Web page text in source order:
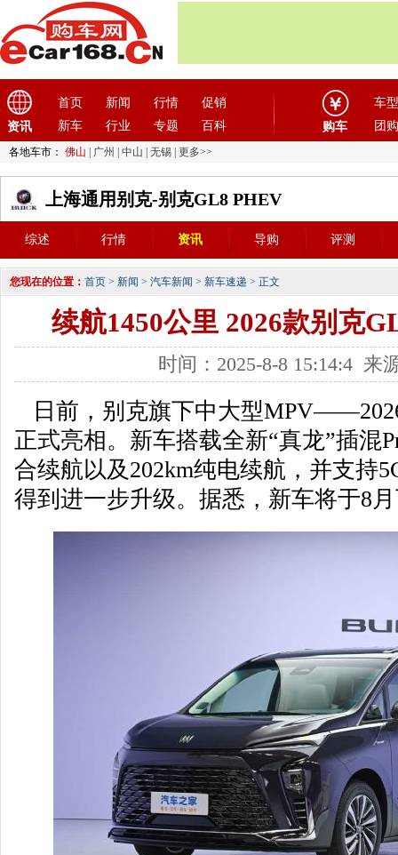
资讯
首页 新闻 行情
促销
新车
行业 专题 百科 购车
车型
团购
各地车市： 佛山 广州 中山 无锡 更多>>
上海通用别克-别克GL8 PHEV
综述 行情 资讯 导购 评测
您现在的位置： 首页 > 新闻 > 汽车新闻 > 新车速递 > 正文
续航1450公里 2026款别克
时间：2025-8-8 15:14:4 来
日前，别克旗下中大型
正式亮相。新车搭载全新“真龙”插混
合续航以及202km纯电续航，并支持
得到进一步升级。据悉，新车将于8